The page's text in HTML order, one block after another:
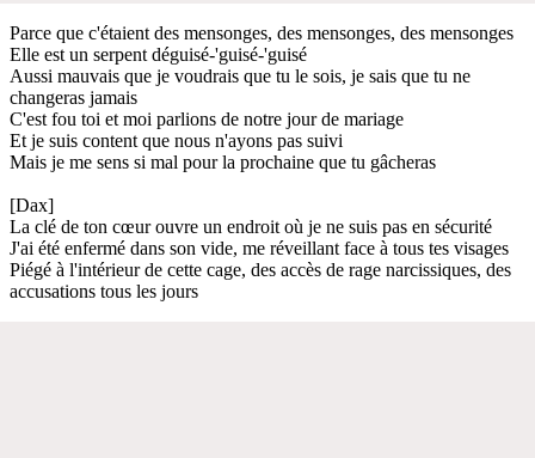
Parce que c'étaient des mensonges, des mensonges, des mensonges
Elle est un serpent déguisé-'guisé-'guisé
Aussi mauvais que je voudrais que tu le sois, je sais que tu ne
changeras jamais
C'est fou toi et moi parlions de notre jour de mariage
Et je suis content que nous n'ayons pas suivi
Mais je me sens si mal pour la prochaine que tu gâcheras
[Dax]
La clé de ton cœur ouvre un endroit où je ne suis pas en sécurité
J'ai été enfermé dans son vide, me réveillant face à tous tes visages
Piégé à l'intérieur de cette cage, des accès de rage narcissiques, des
accusations tous les jours